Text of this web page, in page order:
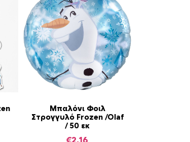
Μπαλόνι Φοιλ
Στρογγυλό Frozen /Olaf
/ 50 εκ
€2,16